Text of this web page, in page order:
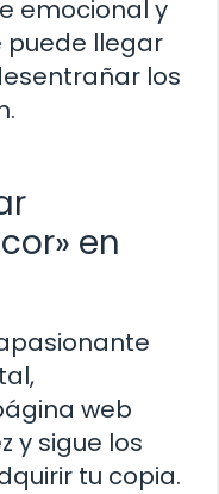
emocional y
llegar
los
en
web
y sigue los
tu copia.